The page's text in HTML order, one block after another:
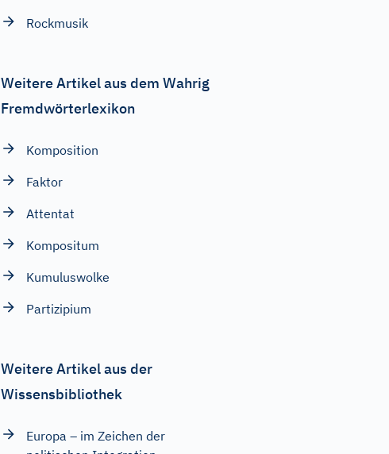
Rockmusik
Weitere Artikel aus dem Wahrig
Fremdwörterlexikon
Komposition
Faktor
Attentat
Kompositum
Kumuluswolke
Partizipium
Weitere Artikel aus der
Wissensbibliothek
Europa – im Zeichen der